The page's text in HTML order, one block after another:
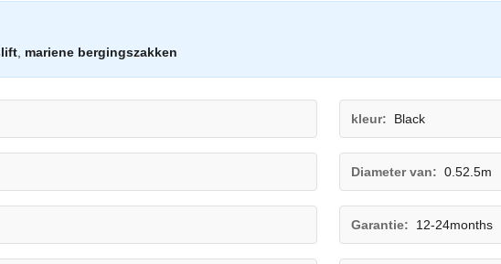
mariene bergingszakken
kleur: Black
Diameter van: 0.52.5m
Garantie: 12-24months